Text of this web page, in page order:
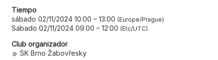
Tiempo
sábado 02/11/2024 10:00 – 13:00 Europe/Prague
Sábado 02/11/2024 09:00 – 12:00 Etc/UTC
Club organizador
SK Brno Žabovřesky